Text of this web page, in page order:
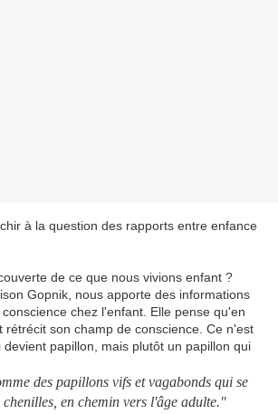
à la question des rapports entre enfance
de ce que nous vivions enfant ?
Gopnik, nous apporte des informations
chez l'enfant. Elle pense qu'en
son champ de conscience. Ce n'est
devient papillon, mais plutôt un papillon qui
des papillons vifs et vagabonds qui se
en chemin vers l'âge adulte."